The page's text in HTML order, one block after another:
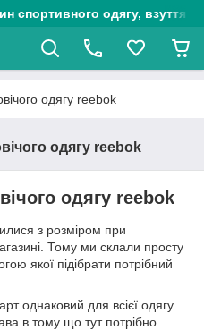
спортивного одягу, взуття
одягу reebok
одягу reebok
одягу reebok
з розміром при
Тому ми склали просту
якої підібрати потрібний
однаковий для всієї одягу.
в тому що тут потрібно